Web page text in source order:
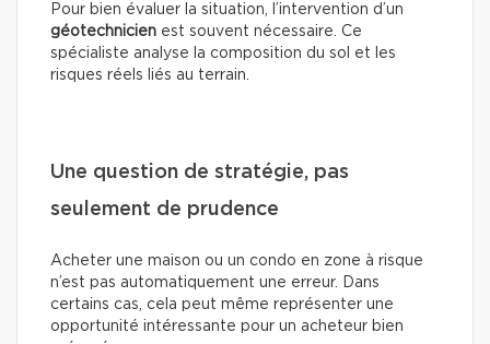
Pour bien évaluer la situation, l’intervention d’un
géotechnicien est souvent nécessaire. Ce
spécialiste analyse la composition du sol et les
risques réels liés au terrain.
Une question de stratégie, pas
seulement de prudence
Acheter une maison ou un condo en zone à risque
n’est pas automatiquement une erreur. Dans
certains cas, cela peut même représenter une
opportunité intéressante pour un acheteur bien